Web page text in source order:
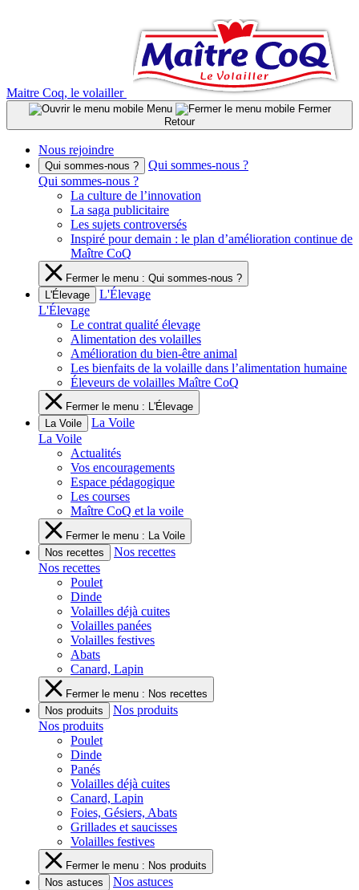
Maitre Coq, le volailler
Menu
Fermer
Retour
Nous rejoindre
Qui sommes-nous ?
Qui sommes-nous ?
Qui sommes-nous ?
La culture de l’innovation
La saga publicitaire
Les sujets controversés
Inspiré pour demain : le plan d’amélioration continue de
Maître CoQ
Fermer le menu : Qui sommes-nous ?
L'Élevage
L'Élevage
L'Élevage
Le contrat qualité élevage
Alimentation des volailles
Amélioration du bien-être animal
Les bienfaits de la volaille dans l’alimentation humaine
Éleveurs de volailles Maître CoQ
Fermer le menu : L'Élevage
La Voile
La Voile
La Voile
Actualités
Vos encouragements
Espace pédagogique
Les courses
Maître CoQ et la voile
Fermer le menu : La Voile
Nos recettes
Nos recettes
Nos recettes
Poulet
Dinde
Volailles déjà cuites
Volailles panées
Volailles festives
Abats
Canard, Lapin
Fermer le menu : Nos recettes
Nos produits
Nos produits
Nos produits
Poulet
Dinde
Panés
Volailles déjà cuites
Canard, Lapin
Foies, Gésiers, Abats
Grillades et saucisses
Volailles festives
Fermer le menu : Nos produits
Nos astuces
Nos astuces